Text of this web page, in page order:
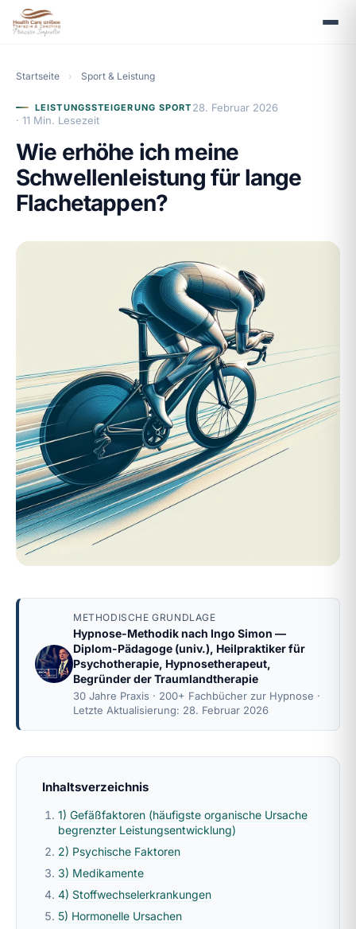
Startseite › Sport & Leistung
LEISTUNGSSTEIGERUNG SPORT 28. Februar 2026
· 11 Min. Lesezeit
Wie erhöhe ich meine
Schwellenleistung für lange
Flachetappen?
METHODISCHE GRUNDLAGE
Hypnose-Methodik nach Ingo Simon —
Diplom-Pädagoge (univ.), Heilpraktiker für
Psychotherapie, Hypnosetherapeut,
Begründer der Traumlandtherapie
30 Jahre Praxis · 200+ Fachbücher zur Hypnose ·
Letzte Aktualisierung: 28. Februar 2026
Inhaltsverzeichnis
1) Gefäßfaktoren (häufigste organische Ursache
begrenzter Leistungsentwicklung)
2) Psychische Faktoren
3) Medikamente
4) Stoffwechselerkrankungen
5) Hormonelle Ursachen